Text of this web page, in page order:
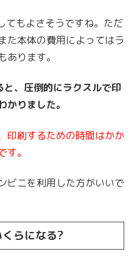
てもよさそうですね。ただ
た本体の費用によってはラ
ります。
、圧倒的にラクスルで印
りました。
印刷するための時間はかか
。
ビニを利用した方がいいで
らになる?